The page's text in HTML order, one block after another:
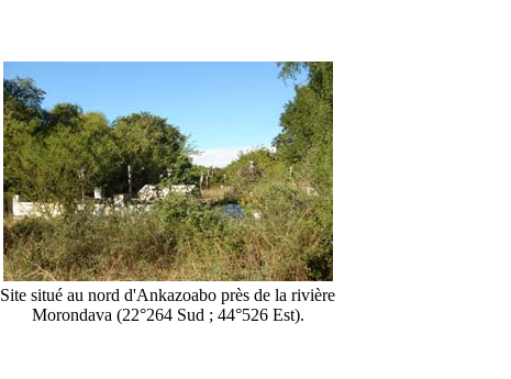
Site situé au nord d'Ankazoabo près de la rivière
Morondava (22°264 Sud ; 44°526 Est).